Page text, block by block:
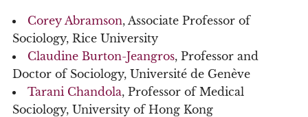
Corey Abramson, Associate Professor of
Sociology, Rice University
Claudine Burton-Jeangros, Professor and
Doctor of Sociology, Université de Genève
Tarani Chandola, Professor of Medical
Sociology, University of Hong Kong